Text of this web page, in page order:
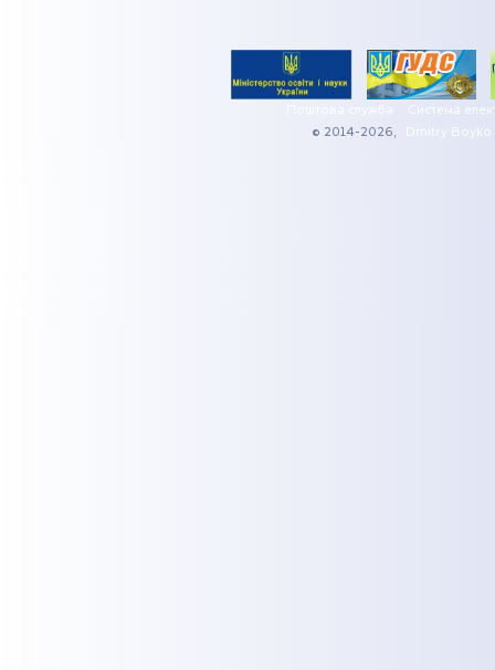
Поштова служба
Система
© 2014-2026,
Dmitry Boyko